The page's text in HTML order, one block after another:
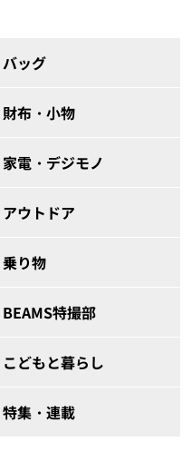
バッグ
財布・小物
家電・デジモノ
アウトドア
乗り物
BEAMS特撮部
こどもと暮らし
特集・連載